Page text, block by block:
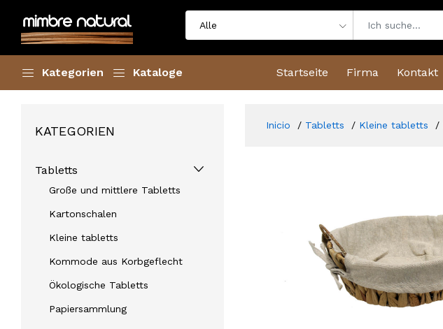
Kategorien Kataloge Startseite Firma Kontakt
KATEGORIEN
Tabletts
Große und mittlere Tabletts
Kartonschalen
Kleine tabletts
Kommode aus Korbgeflecht
Ökologische Tabletts
Papiersammlung
Inicio Tabletts Kleine tabletts